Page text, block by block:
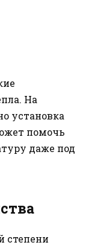
На
установка
помочь
даже под
степени